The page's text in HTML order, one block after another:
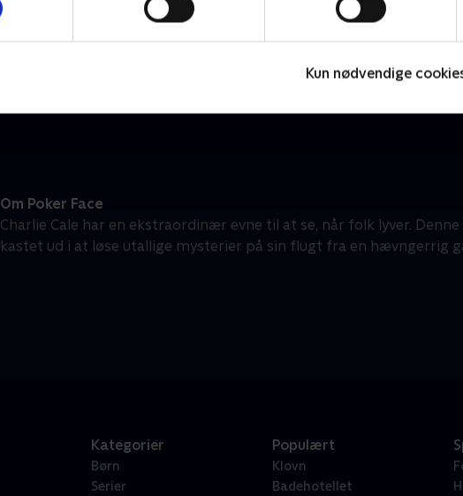
Kun nødvendige
Om Poker Face
Charlie Cale har en ekstraordinær evne til at se, når folk lyver.
kastet ud i at løse utallige mysterier på sin flugt fra en hævngerrig
Kategorier
Børn
Serier
Populært
Klovn
Badehotellet